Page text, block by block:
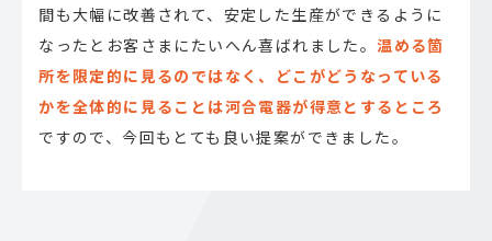
間も大幅に改善されて、安定した生産ができるように
なったとお客さまにたいへん喜ばれました。温める箇
所を限定的に見るのではなく、どこがどうなっている
かを全体的に見ることは河合電器が得意とするところ
ですので、今回もとても良い提案ができました。